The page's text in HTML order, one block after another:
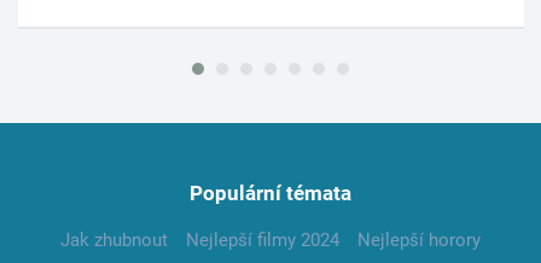
Populární témata
Jak zhubnout Nejlepší filmy 2024
Nejlepší horory